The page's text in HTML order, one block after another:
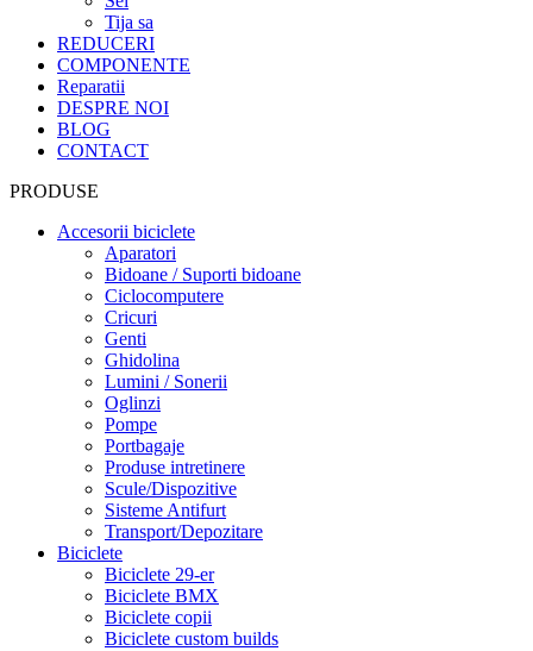
Tija sa
REDUCERI
COMPONENTE
Reparatii
DESPRE NOI
BLOG
CONTACT
PRODUSE
Accesorii biciclete
Aparatori
Bidoane / Suporti bidoane
Ciclocomputere
Cricuri
Genti
Ghidolina
Lumini / Sonerii
Oglinzi
Pompe
Portbagaje
Produse intretinere
Scule/Dispozitive
Sisteme Antifurt
Transport/Depozitare
Biciclete
Biciclete 29-er
Biciclete BMX
Biciclete copii
Biciclete custom builds